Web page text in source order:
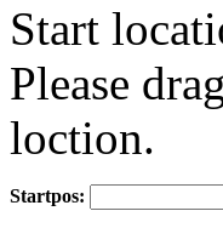
Start
Please
loction.
Startpos: